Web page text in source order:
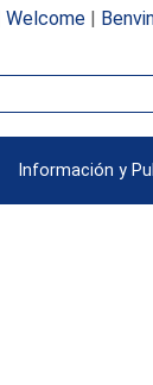
Welcome|
Información y